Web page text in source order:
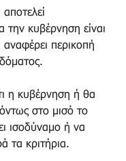
την κυβέρνηση είναι
περικοπή
η κυβέρνηση ή θα
στο μισό το
ισοδύναμο ή να
τα κριτήρια.